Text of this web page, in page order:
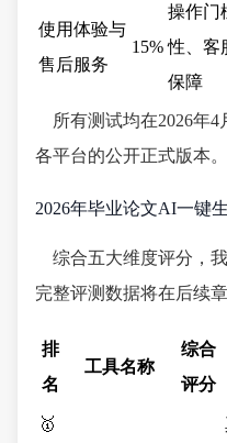
使用体验与
售后服务
15%
操作门
性、客
保障
所有测试均在2026年
各平台的公开正式版本。
2026年毕业论文AI一键
综合五大维度评分，
完整评测数据将在后续章
排
名
工具名称
综合
评分
🥇